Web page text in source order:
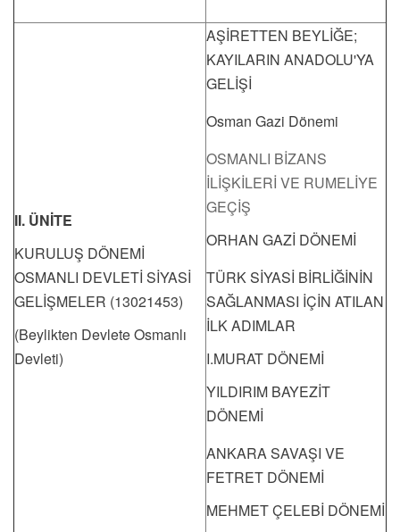
II. ÜNİTE
KURULUŞ DÖNEMİ
OSMANLI DEVLETİ SİYASİ
GELİŞMELER (13021453)
(Beylikten Devlete Osmanlı
Devleti)
AŞİRETTEN BEYLİĞE;
KAYILARIN ANADOLU'YA
GELİŞİ
Osman Gazi Dönemi
OSMANLI BİZANS
İLİŞKİLERİ VE RUMELİYE
GEÇİŞ
ORHAN GAZİ DÖNEMİ
TÜRK SİYASİ BİRLİĞİNİN
SAĞLANMASI İÇİN ATILAN
İLK ADIMLAR
I.MURAT DÖNEMİ
YILDIRIM BAYEZİT
DÖNEMİ
ANKARA SAVAŞI VE
FETRET DÖNEMİ
MEHMET ÇELEBİ DÖNEMİ